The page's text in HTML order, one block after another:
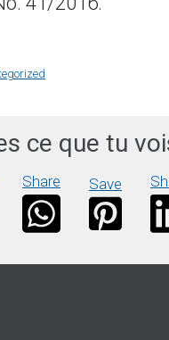
ce que tu
Share Save